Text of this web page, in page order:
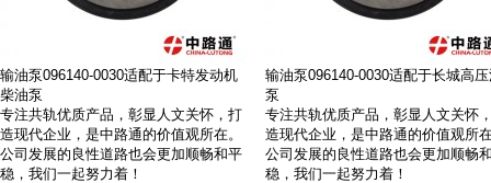
输油泵096140-0030适配于卡特发动机
柴油泵
专注共轨优质产品，彰显人文关怀，打
造现代企业，是中路通的价值观所在。
公司发展的良性道路也会更加顺畅和平
稳，我们一起努力着！
输油泵096140-0030适配于长城高
泵
专注共轨优质产品，彰显人文关怀
造现代企业，是中路通的价值观所
公司发展的良性道路也会更加顺畅
稳，我们一起努力着！